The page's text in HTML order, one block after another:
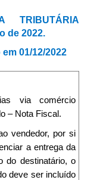
TRIBUTÁRIA
de 2022.
01/12/2022
via comércio
– Nota Fiscal.
vendedor, por si
a entrega da
do destinatário, o
deve ser incluído